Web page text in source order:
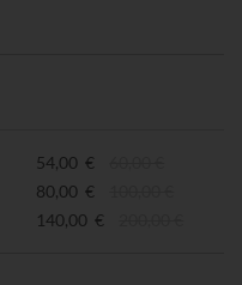
54,00 €
80,00 €
140,00 €